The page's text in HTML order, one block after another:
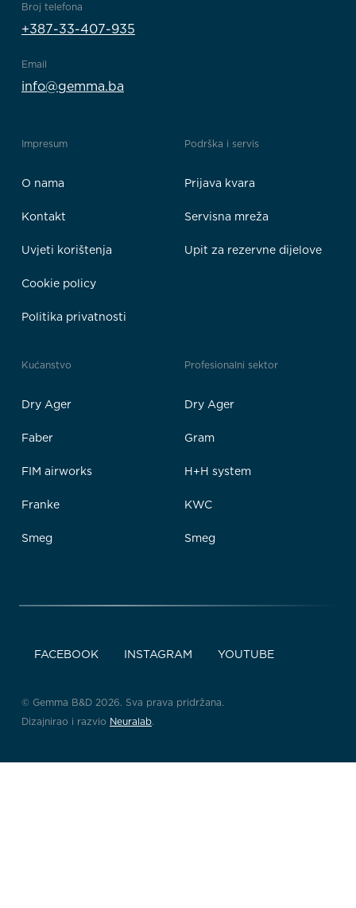
Broj telefona
+387-33-407-935
Email
info@gemma.ba
Impresum
O nama
Kontakt
Uvjeti korištenja
Cookie policy
Politika privatnosti
Podrška i servis
Prijava kvara
Servisna mreža
Upit za rezervne dijelove
Kućanstvo
Dry Ager
Faber
FIM airworks
Franke
Smeg
Profesionalni sektor
Dry Ager
Gram
H+H system
KWC
Smeg
FACEBOOK INSTAGRAM YOUTUBE
© Gemma B&D 2026. Sva prava pridržana.
Dizajnirao i razvio Neuralab.